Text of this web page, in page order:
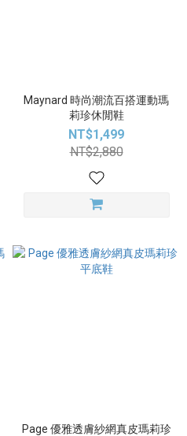
Maynard 時尚潮流百搭運動瑪
莉珍休閒鞋
NT$1,499
NT$2,880
Page 優雅透膚紗網真皮瑪莉珍